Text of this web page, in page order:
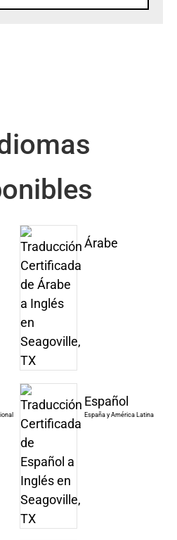
Árabe
Español
España y América Latina